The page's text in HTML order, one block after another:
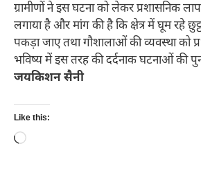
ग्रामीणों ने इस घटना को लेकर प्रशासनिक
लगाया है और मांग की है कि क्षेत्र में घूम रहे
पकड़ा जाए तथा गौशालाओं की व्यवस्था को
भविष्य में इस तरह की दर्दनाक घटनाओं की
जयकिशन सैनी
Like this:
Loading…